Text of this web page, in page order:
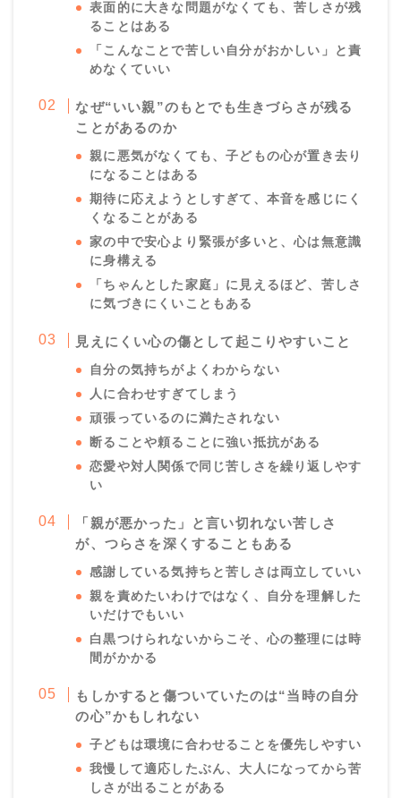
表面的に大きな問題がなくても、苦しさが残
ることはある
「こんなことで苦しい自分がおかしい」と責
めなくていい
なぜ“いい親”のもとでも生きづらさが残る
ことがあるのか
親に悪気がなくても、子どもの心が置き去り
になることはある
期待に応えようとしすぎて、本音を感じにく
くなることがある
家の中で安心より緊張が多いと、心は無意識
に身構える
「ちゃんとした家庭」に見えるほど、苦しさ
に気づきにくいこともある
見えにくい心の傷として起こりやすいこと
自分の気持ちがよくわからない
人に合わせすぎてしまう
頑張っているのに満たされない
断ることや頼ることに強い抵抗がある
恋愛や対人関係で同じ苦しさを繰り返しやす
い
「親が悪かった」と言い切れない苦しさ
が、つらさを深くすることもある
感謝している気持ちと苦しさは両立していい
親を責めたいわけではなく、自分を理解した
いだけでもいい
白黒つけられないからこそ、心の整理には時
間がかかる
もしかすると傷ついていたのは“当時の自分
の心”かもしれない
子どもは環境に合わせることを優先しやすい
我慢して適応したぶん、大人になってから苦
しさが出ることがある